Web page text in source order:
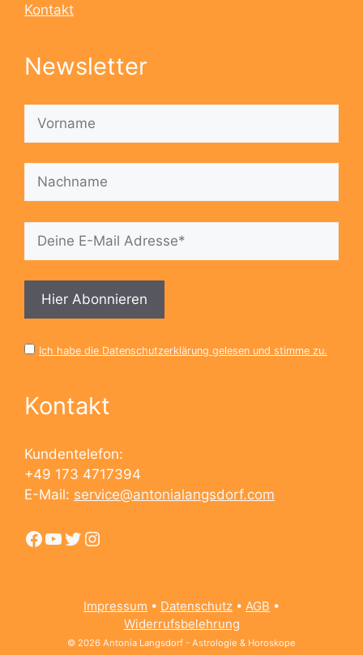
Kontakt
Newsletter
Ich habe die Datenschutzerklärung gelesen und stimme zu.
Kontakt
Kundentelefon:
+49 173 4717394
E-Mail: service@antonialangsdorf.com
Facebook
YouTube
Twitter
Instagram
Impressum • Datenschutz • AGB •
Widerrufsbelehrung
© 2026 Antonia Langsdorf - Astrologie & Horoskope